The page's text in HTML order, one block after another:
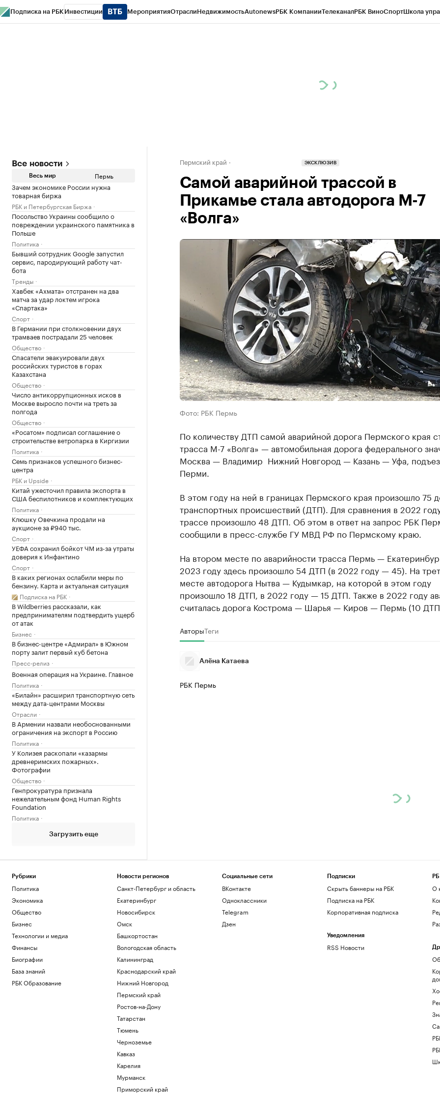
Подписка на РБК Инвестиции МероприятияОтраслиНедвижимостьAutonewsРБК КомпанииТелеканалРБК ВиноСпортШкола
Все новости
Весь мир Пермь
Зачем экономике России нужна
товарная биржа
РБК и Петербургская Биржа
Посольство Украины сообщило о
повреждении украинского памятника в
Польше
Политика
Бывший сотрудник Google запустил
сервис, пародирующий работу чат-
бота
Тренды
Хавбек «Ахмата» отстранен на два
матча за удар локтем игрока
«Спартака»
Спорт
В Германии при столкновении двух
трамваев пострадали 25 человек
Общество
Спасатели эвакуировали двух
российских туристов в горах
Казахстана
Общество
Число антикоррупционных исков в
Москве выросло почти на треть за
полгода
Общество
«Росатом» подписал соглашение о
строительстве ветропарка в Киргизии
Политика
Семь признаков успешного бизнес-
центра
РБК и Upside
Китай ужесточил правила экспорта в
США беспилотников и комплектующих
Политика
Клюшку Овечкина продали на
аукционе за ₽940 тыс.
Спорт
УЕФА сохранил бойкот ЧМ из-за утраты
доверия к Инфантино
Спорт
В каких регионах ослабили меры по
бензину. Карта и актуальная ситуация
Подписка на РБК
В Wildberries рассказали, как
предпринимателям подтвердить ущерб
от атак
Бизнес
В бизнес-центре «Адмирал» в Южном
порту залит первый куб бетона
Пресс-релиз
Военная операция на Украине. Главное
Политика
«Билайн» расширил транспортную сеть
между дата-центрами Москвы
Отрасли
В Армении назвали необоснованными
ограничения на экспорт в Россию
Политика
У Колизея раскопали «казармы
древнеримских пожарных».
Фотографии
Общество
Генпрокуратура признала
нежелательным фонд Human Rights
Foundation
Политика
Загрузить еще
Пермский край ЭКСКЛЮЗИВ
Самой аварийной трассой в
Прикамье стала автодорога М-7
«Волга»
Фото: РБК Пермь
По количеству ДТП самой аварийной дорога Пермского края
трасса М-7 «Волга» — автомобильная дорога федерального
Москва — Владимир ­ Нижний Новгород — Казань ­— Уфа,
Перми.
В этом году на ней в границах Пермского края произошло 75
транспортных происшествий (ДТП). Для сравнения в 2022
трассе произошло 48 ДТП. Об этом в ответ на запрос РБК
сообщили в пресс-службе ГУ МВД РФ по Пермскому краю.
На втором месте по аварийности трасса Пермь —
2023 году здесь произошло 54 ДТП (в 2022 году — 45). На
месте автодорога Нытва — Кудымкар, на которой в этом году
произошло 18 ДТП, в 2022 году — 15 ДТП. Также в 2022 году
считалась дорога Кострома — Шарья — Киров — Пермь (10
АвторыТеги
Алёна Катаева
РБК Пермь
Рубрики
Политика
Экономика
Общество
Бизнес
Технологии и медиа
Финансы
Биографии
База знаний
РБК Образование
Новости регионов
Санкт-Петербург и область
Екатеринбург
Новосибирск
Омск
Башкортостан
Вологодская область
Калининград
Краснодарский край
Нижний Новгород
Пермский край
Ростов-на-Дону
Татарстан
Тюмень
Черноземье
Кавказ
Карелия
Мурманск
Приморский край
Социальные сети
ВКонтакте
Одноклассники
Telegram
Дзен
Подписки
Скрыть баннеры на РБК
Подписка на РБК
Корпоративная подписка
Уведомления
RSS Новости
О